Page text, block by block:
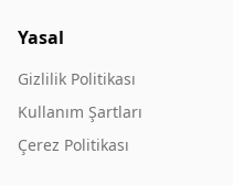
Yasal
Gizlilik Politikası
Kullanım Şartları
Çerez Politikası